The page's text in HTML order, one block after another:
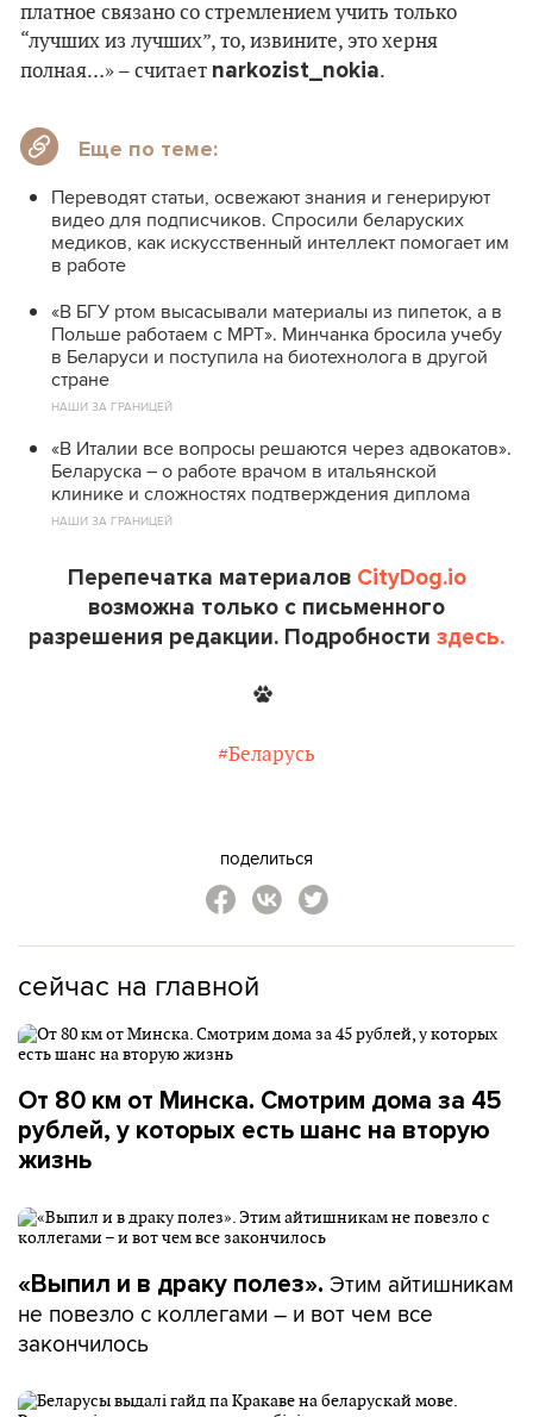
платное связано со стремлением учить только
“лучших из лучших”, то, извините, это херня
полная…» – считает narkozist_nokia.
Еще по теме:
Переводят статьи, освежают знания и генерируют
видео для подписчиков. Спросили беларуских
медиков, как искусственный интеллект помогает им
в работе
«В БГУ ртом высасывали материалы из пипеток, а в
Польше работаем с МРТ». Минчанка бросила учебу
в Беларуси и поступила на биотехнолога в другой
стране
НАШИ ЗА ГРАНИЦЕЙ
«В Италии все вопросы решаются через адвокатов».
Беларуска – о работе врачом в итальянской
клинике и сложностях подтверждения диплома
НАШИ ЗА ГРАНИЦЕЙ
Перепечатка материалов CityDog.io
возможна только с письменного
разрешения редакции. Подробности здесь.
#Беларусь
поделиться
сейчас на главной
От 80 км от Минска. Смотрим дома за 45
рублей, у которых есть шанс на вторую
жизнь
«Выпил и в драку полез». Этим айтишникам
не повезло с коллегами – и вот чем все
закончилось